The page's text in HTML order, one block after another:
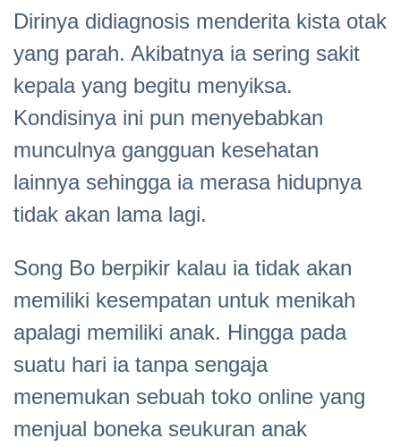
Dirinya didiagnosis menderita kista otak
yang parah. Akibatnya ia sering sakit
kepala yang begitu menyiksa.
Kondisinya ini pun menyebabkan
munculnya gangguan kesehatan
lainnya sehingga ia merasa hidupnya
tidak akan lama lagi.
Song Bo berpikir kalau ia tidak akan
memiliki kesempatan untuk menikah
apalagi memiliki anak. Hingga pada
suatu hari ia tanpa sengaja
menemukan sebuah toko online yang
menjual boneka seukuran anak